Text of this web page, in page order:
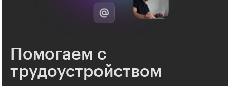
Помогаем с
трудоустройством